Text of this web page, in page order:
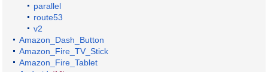
parallel
route53
v2
Amazon_Dash_Button
Amazon_Fire_TV_Stick
Amazon_Fire_Tablet